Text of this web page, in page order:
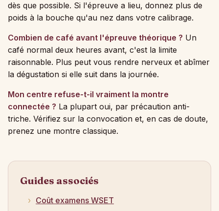
dès que possible. Si l'épreuve a lieu, donnez plus de
poids à la bouche qu'au nez dans votre calibrage.
Combien de café avant l'épreuve théorique ? Un
café normal deux heures avant, c'est la limite
raisonnable. Plus peut vous rendre nerveux et abîmer
la dégustation si elle suit dans la journée.
Mon centre refuse-t-il vraiment la montre
connectée ? La plupart oui, par précaution anti-
triche. Vérifiez sur la convocation et, en cas de doute,
prenez une montre classique.
Guides associés
Coût examens WSET